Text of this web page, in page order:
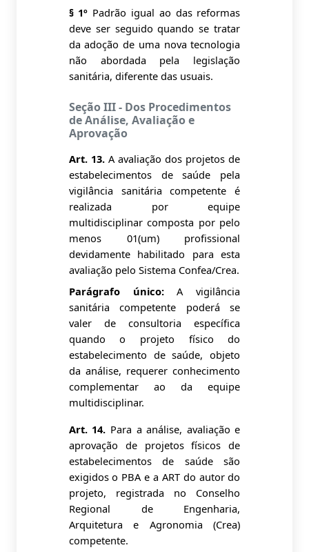
§ 1º Padrão igual ao das reformas
deve ser seguido quando se tratar
da adoção de uma nova tecnologia
não abordada pela legislação
sanitária, diferente das usuais.
Seção III - Dos Procedimentos
de Análise, Avaliação e
Aprovação
Art. 13.A avaliação dos projetos de
estabelecimentos de saúde pela
vigilância sanitária competente é
realizada por equipe
multidisciplinar composta por pelo
menos 01(um) profissional
devidamente habilitado para esta
avaliação pelo Sistema Confea/Crea.
Parágrafo único:A vigilância
sanitária competente poderá se
valer de consultoria específica
quando o projeto físico do
estabelecimento de saúde, objeto
da análise, requerer conhecimento
complementar ao da equipe
multidisciplinar.
Art. 14. Para a análise, avaliação e
aprovação de projetos físicos de
estabelecimentos de saúde são
exigidos o PBA e a ART do autor do
projeto, registrada no Conselho
Regional de Engenharia,
Arquitetura e Agronomia (Crea)
competente.